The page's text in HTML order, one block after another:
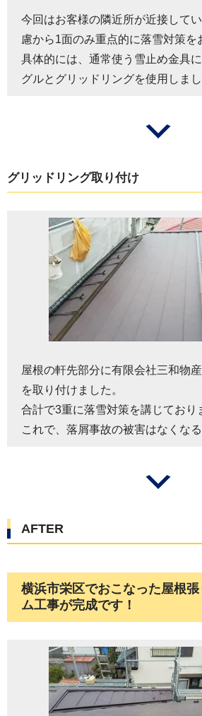
今回はお客様の隣近所が近接して
慮から1面のみ重点的に落雪対策を
具体的には、通常使う雪止め金具
グルとグリッドリングを使用しまし
グリッドリング取り付け
屋根の軒先部分に有限会社三和物
を取り付けました。
合計で3重に落雪対策を講じており
これで、落屑事故の被害はなくなる
AFTER
横浜市栄区でおこなった屋根
ム工事が完成です！